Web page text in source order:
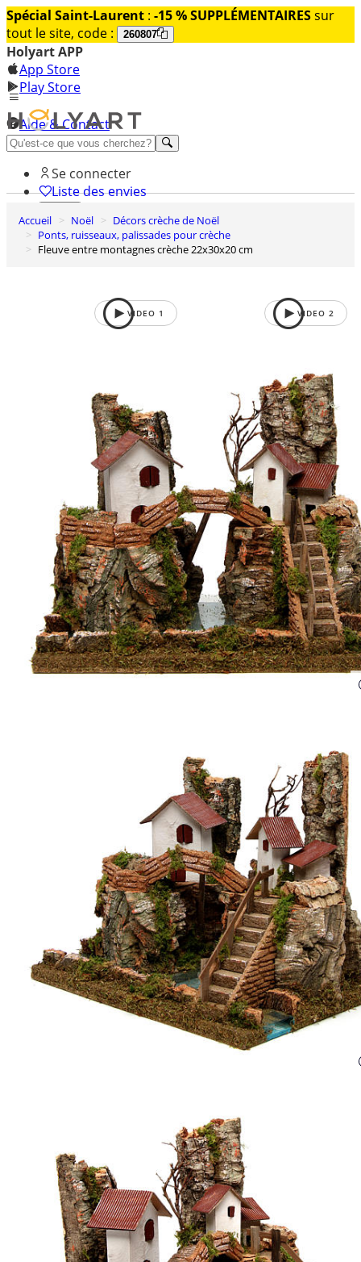
Spécial Saint-Laurent : -15 % SUPPLÉMENTAIRESsur
tout le site, code :
260807
Holyart APP
App Store
Play Store
Aide & Contact
Découvrez Premium
Se connecter
Liste des envies
0
Panier
Accueil Noël
Décors crèche de Noël
Ponts, ruisseaux, palissades pour crèche
Fleuve entre montagnes crèche 22x30x20 cm
VIDEO 1 VIDEO 2